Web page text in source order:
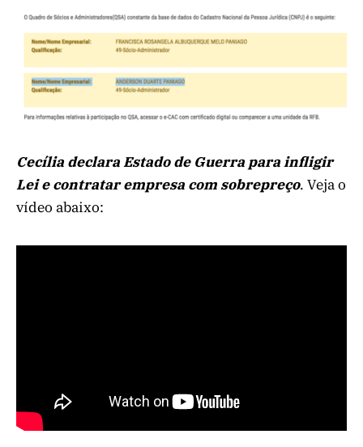
Cecília declara Estado de Guerra para infligir
Lei e contratar empresa com sobrepreço. Veja o
vídeo abaixo: